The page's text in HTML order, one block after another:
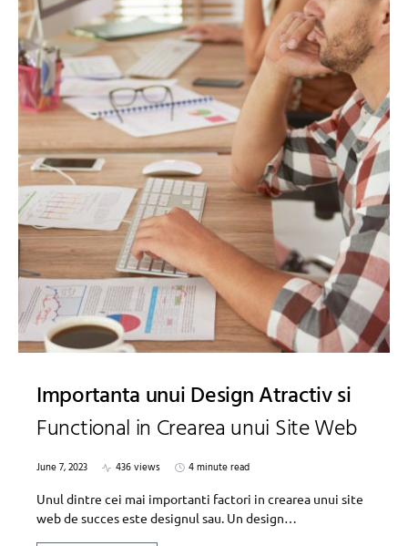
Importanta unui Design Atractiv si
Functional in Crearea unui Site Web
June 7, 2023 436 views
4 minute read
Unul dintre cei mai importanti factori in crearea unui site
web de succes este designul sau. Un design…